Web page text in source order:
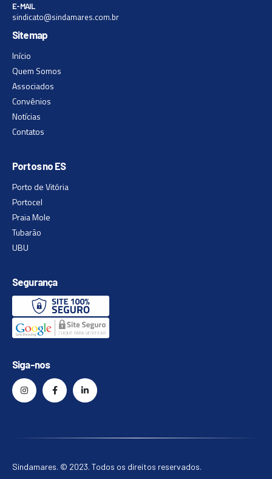
E-MAIL
sindicato@sindamares.com.br
Sitemap
Início
Quem Somos
Associados
Convênios
Notícias
Contatos
Portos no ES
Porto de Vitória
Portocel
Praia Mole
Tubarão
UBU
Segurança
Siga-nos
Sindamares. © 2023. Todos os direitos reservados.